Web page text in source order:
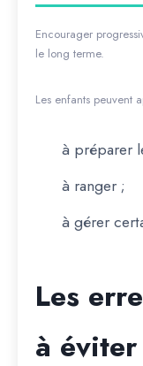
Encourager
le long terme.
Les enfants peuvent
à préparer
à ranger ;
à gérer
Les
à éviter